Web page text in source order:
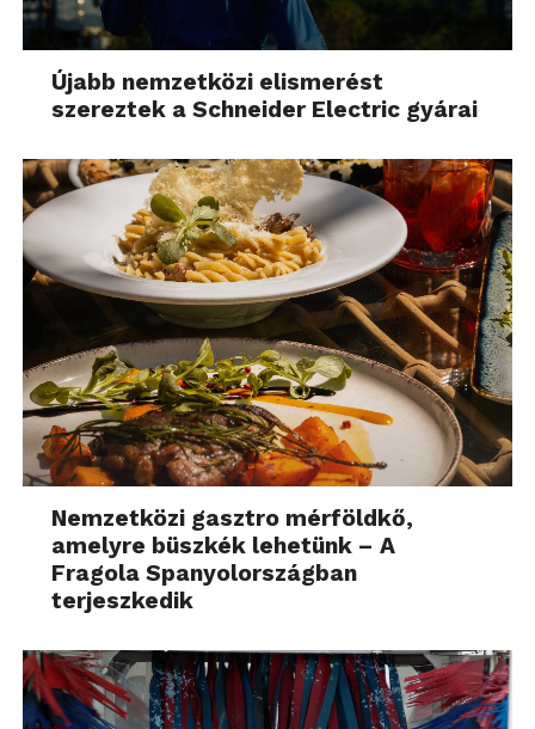
Újabb nemzetközi elismerést
szereztek a Schneider Electric gyárai
Nemzetközi gasztro mérföldkő,
amelyre büszkék lehetünk – A
Fragola Spanyolországban
terjeszkedik